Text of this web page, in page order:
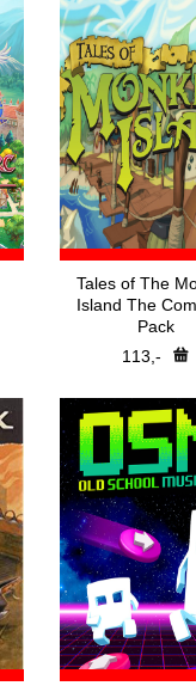
Tales of The
Island The
Pack
113,-